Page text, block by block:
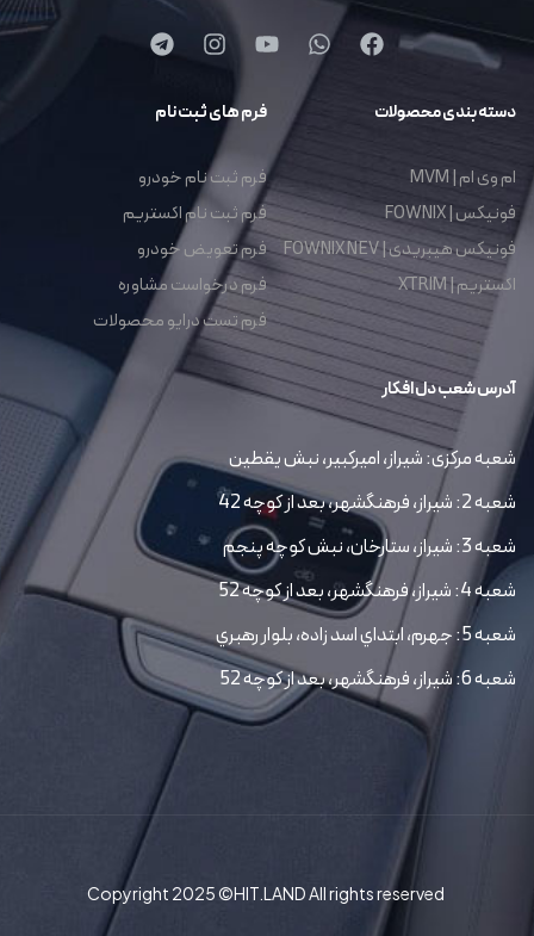
دسته بندی محصولات
ام وی ام | MVM
فونیکس | FOWNIX
فونیکس هیبریدی | FOWNIX NEV
اکستریم | XTRIM
فرم های ثبت نام
فرم ثبت نام خودرو
فرم ثبت نام اکستریم
فرم تعویض خودرو
فرم درخواست مشاوره
فرم تست درایو محصولات
آدرس شعب دل افکار
شعبه مرکزی: شیراز، امیرکبیر، نبش یقطین
شعبه 2: شیراز، فرهنگشهر، بعد از کوچه 42
شعبه 3: شیراز، ستارخان، نبش کوچه پنجم
شعبه 4: شیراز، فرهنگشهر، بعد از کوچه 52
شعبه 5: جهرم، ابتداي اسد زاده، بلوار رهبري
شعبه 6: شیراز، فرهنگشهر، بعد از کوچه 52